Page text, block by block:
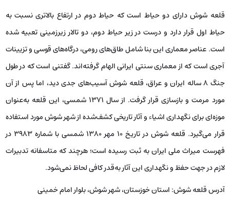
قلعه شوش دارای دو حیاط است که حیاط دوم در ارتفاع بالاتری نسبت به
حیاط اول قرار دارد و درست در زیر حیاط دوم، دو تالار زیرزمینی تعبیه شده
است. عناصر معماری این بنا شامل طاق‌های رومی، درگاه‌های قوسی و تزیینات
آجری است که از معماری سنتی ایرانی الهام گرفته‌اند. گفتنی است که در طول
جنگ 8 ساله ایران و عراق، قلعه شوش آسیب‌های جدی دید، اما پس از آن
مورد مرمت و بازسازی قرار گرفت. از سال ۱۳۷۱ شمسی، این قلعه به‌عنوان
موزه‌ای برای نگهداری اشیاء و آثار تاریخی کشف‌شده از شهر شوش مورد استفاده
قرار می‌گیرد. قلعه شوش در تاریخ 10 مهر 1380 شمسی با شماره 3983 در
فهرست میراث ملی ایران به ثبت رسیده است؛ هرچند که متاسفانه تدبیرات
لازم در جهت حفظ و نگهداری این آثار به‌قدر کافی لحاظ نمی‌شود.
آدرس قلعه شوش: استان خوزستان، شهر شوش، بلوار امام خمینی